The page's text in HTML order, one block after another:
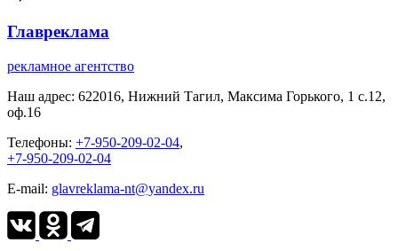
Главреклама
рекламное агентство
Наш адрес: 622016, Нижний Тагил, Максима Горького, 1 c.12,
оф.16
Телефоны: +7-950-209-02-04,
+7-950-209-02-04
E-mail: glavreklama-nt@yandex.ru